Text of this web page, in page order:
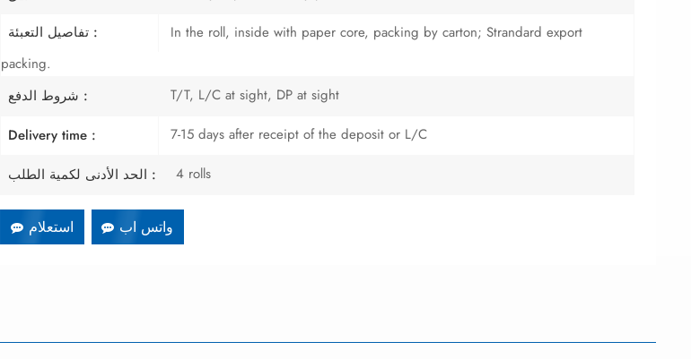
تفاصيل التعبئة :
In the roll, inside with paper core, packing by carton; Strandard export
packing.
شروط الدفع :
T/T, L/C at sight, DP at sight
Delivery time : 7-15 days after receipt of the deposit or L/C
الحد الأدنى لكمية الطلب : 4 rolls
استعلام واتس اب